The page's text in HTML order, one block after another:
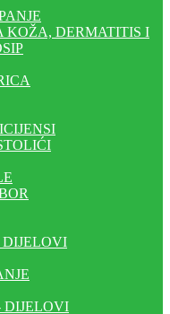
KOŽA, DERMATITIS I
DIJELOVI